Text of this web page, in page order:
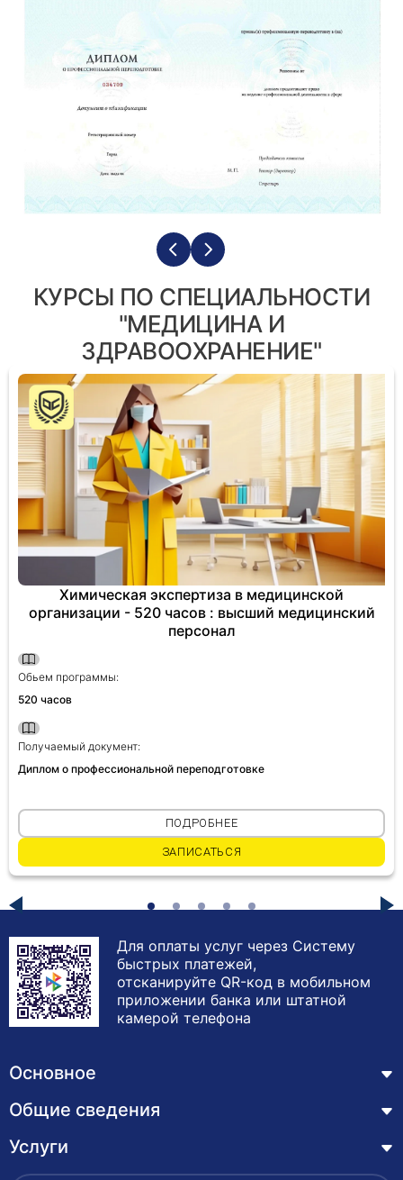
КУРСЫ ПО СПЕЦИАЛЬНОСТИ
"МЕДИЦИНА И
ЗДРАВООХРАНЕНИЕ"
Химическая экспертиза в медицинской
организации - 520 часов : высший медицинский
персонал
Обьем программы:
520 часов
Получаемый документ:
Диплом о профессиональной переподготовке
ПОДРОБНЕЕ
ЗАПИСАТЬСЯ
Для оплаты услуг через Систему
быстрых платежей,
отсканируйте QR-код в мобильном
приложении банка или штатной
камерой телефона
Основное
Курсы
Лицензия
Обучающимся
Общие сведения
Основные сведения
Услуги